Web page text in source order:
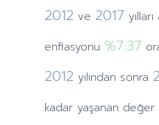
2012 ve 2017 yılları
enflasyonu %7.37
2012 yılındansonra
kadar yaşanan değer